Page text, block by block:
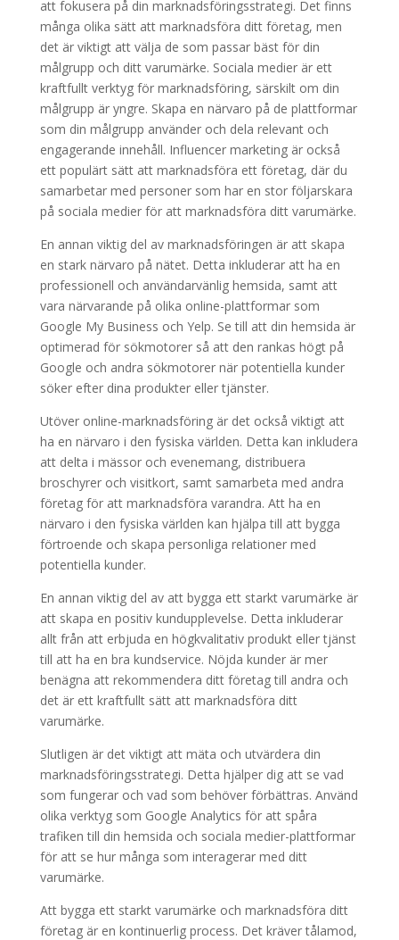
att fokusera på din marknadsföringsstrategi. Det finns
många olika sätt att marknadsföra ditt företag, men
det är viktigt att välja de som passar bäst för din
målgrupp och ditt varumärke. Sociala medier är ett
kraftfullt verktyg för marknadsföring, särskilt om din
målgrupp är yngre. Skapa en närvaro på de plattformar
som din målgrupp använder och dela relevant och
engagerande innehåll. Influencer marketing är också
ett populärt sätt att marknadsföra ett företag, där du
samarbetar med personer som har en stor följarskara
på sociala medier för att marknadsföra ditt varumärke.
En annan viktig del av marknadsföringen är att skapa
en stark närvaro på nätet. Detta inkluderar att ha en
professionell och användarvänlig hemsida, samt att
vara närvarande på olika online-plattformar som
Google My Business och Yelp. Se till att din hemsida är
optimerad för sökmotorer så att den rankas högt på
Google och andra sökmotorer när potentiella kunder
söker efter dina produkter eller tjänster.
Utöver online-marknadsföring är det också viktigt att
ha en närvaro i den fysiska världen. Detta kan inkludera
att delta i mässor och evenemang, distribuera
broschyrer och visitkort, samt samarbeta med andra
företag för att marknadsföra varandra. Att ha en
närvaro i den fysiska världen kan hjälpa till att bygga
förtroende och skapa personliga relationer med
potentiella kunder.
En annan viktig del av att bygga ett starkt varumärke är
att skapa en positiv kundupplevelse. Detta inkluderar
allt från att erbjuda en högkvalitativ produkt eller tjänst
till att ha en bra kundservice. Nöjda kunder är mer
benägna att rekommendera ditt företag till andra och
det är ett kraftfullt sätt att marknadsföra ditt
varumärke.
Slutligen är det viktigt att mäta och utvärdera din
marknadsföringsstrategi. Detta hjälper dig att se vad
som fungerar och vad som behöver förbättras. Använd
olika verktyg som Google Analytics för att spåra
trafiken till din hemsida och sociala medier-plattformar
för att se hur många som interagerar med ditt
varumärke.
Att bygga ett starkt varumärke och marknadsföra ditt
företag är en kontinuerlig process. Det kräver tålamod,